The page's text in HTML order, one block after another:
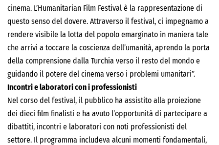
cinema. L’Humanitarian Film Festival è la rappresentazione di
questo senso del dovere. Attraverso il festival, ci impegnamo a
rendere visibile la lotta del popolo emarginato in maniera tale
che arrivi a toccare la coscienza dell’umanità, aprendo la porta
della comprensione dalla Turchia verso il resto del mondo e
guidando il potere del cinema verso i problemi umanitari”.
Incontri e laboratori con i professionisti
Nel corso del festival, il pubblico ha assistito alla proiezione
dei dieci film finalisti e ha avuto l’opportunità di partecipare a
dibattiti, incontri e laboratori con noti professionisti del
settore. Il programma includeva alcuni momenti fondamentali,